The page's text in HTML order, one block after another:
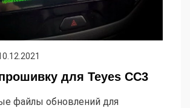
для Teyes CC3
файлы обновлений для